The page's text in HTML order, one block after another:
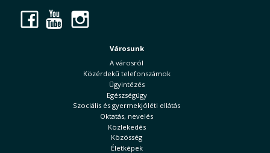
Facebook
YouTube
Városunk
A városról
Közérdekű telefonszámok
Ügyintézés
Egészségügy
Szociális és gyermekjóléti ellátás
Oktatás, nevelés
Közlekedés
Közösség
Életképek